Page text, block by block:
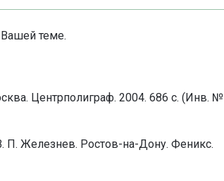
теме.
Центрполиграф. 2004. 686 с. (Инв. №
П. Железнев. Ростов-на-Дону. Феникс.